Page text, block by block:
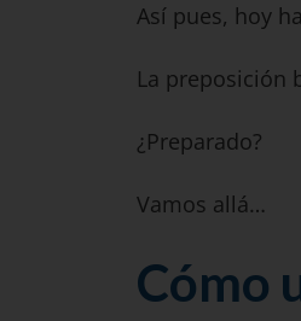
Así pues, hoy
La preposición
¿Preparado?
Vamos allá…
Cómo